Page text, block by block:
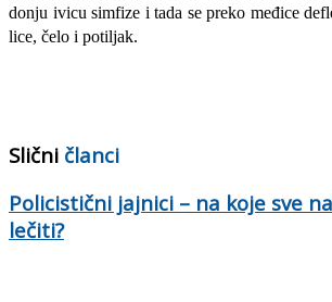
donju ivicu simfize i tada se preko međice
lice, čelo i potiljak.
Slični članci
Policistični jajnici – na koje sve
lečiti?